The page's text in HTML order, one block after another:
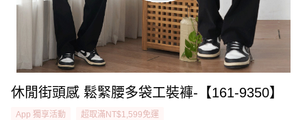
休閒街頭感 鬆緊腰多袋工裝褲-【161-9350】
App 獨享活動 超取滿NT$1,599免運